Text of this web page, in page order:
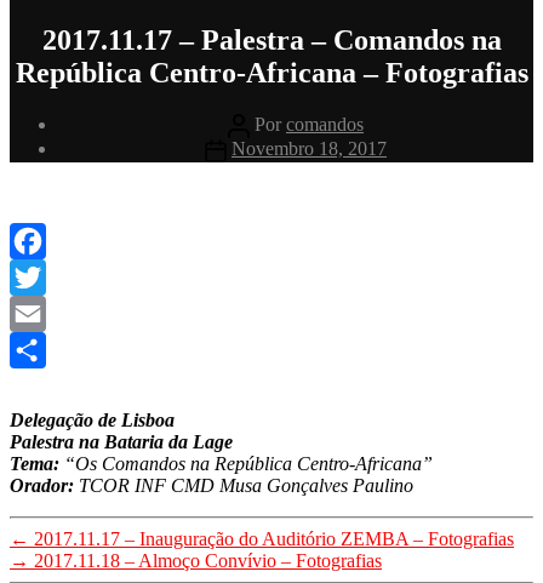
2017.11.17 – Palestra – Comandos na
República Centro-Africana – Fotografias
Autor
do
artigo
Por comandos
Data
do
Novembro 18, 2017
Facebook
Twitter
Email
Delegação de Lisboa
Palestra na Bataria da Lage
Tema: “Os Comandos na República Centro-Africana”
Orador: TCOR INF CMD Musa Gonçalves Paulino
← 2017.11.17 – Inauguração do Auditório ZEMBA – Fotografias
→ 2017.11.18 – Almoço Convívio – Fotografias